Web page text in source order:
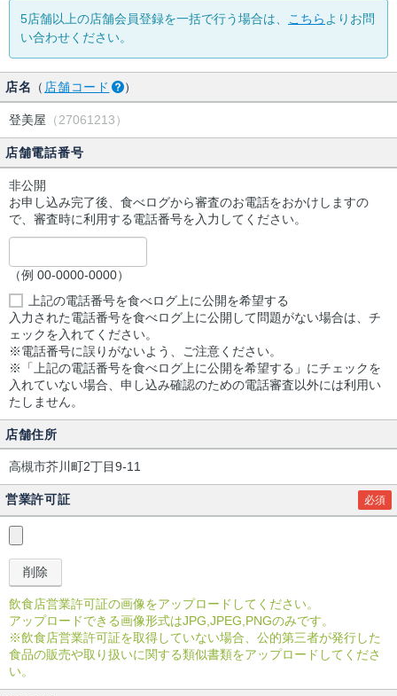
5店舗以上の店舗会員登録を一括で行う場合は、 こちら よりお問
い合わせください。
店名 （ 店舗コード ）
登美屋 （27061213）
店舗電話番号
非公開
お申し込み完了後、食べログから審査のお電話をおかけしますの
で、審査時に利用する電話番号を入力してください。
（例 00-0000-0000）
上記の電話番号を食べログ上に公開を希望する
入力された電話番号を食べログ上に公開して問題がない場合は、チ
ェックを入れてください。
※電話番号に誤りがないよう、ご注意ください。
※「上記の電話番号を食べログ上に公開を希望する」にチェックを
入れていない場合、申し込み確認のための電話審査以外には利用い
たしません。
店舗住所
高槻市芥川町2丁目9-11
営業許可証 必須
飲食店営業許可証の画像をアップロードしてください。
アップロードできる画像形式はJPG,JPEG,PNGのみです。
※飲食店営業許可証を取得していない場合、公的第三者が発行した
食品の販売や取り扱いに関する類似書類をアップロードしてくださ
い。